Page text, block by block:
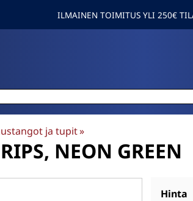
ILMAINEN TOIMITUS YLI 250€
ja tupit‪»
NEON GREEN
Hinta